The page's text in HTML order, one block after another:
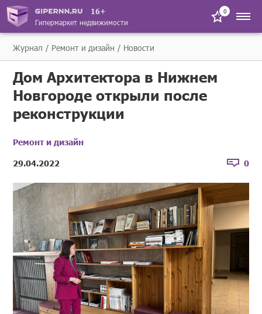
16+
Гипермаркет недвижимости
0
Журнал Ремонт и дизайн Новости
Дом Архитектора в Нижнем
Новгороде открыли после
реконструкции
Ремонт и дизайн
29.04.2022
0